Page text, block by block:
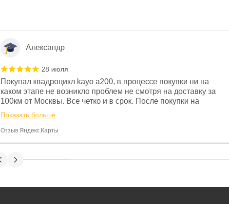
Александр
28 июля
Покупал квадроцикл kayo a200, в процессе покупки ни на
каком этапе не возникло проблем не смотря на доставку за
100км от Москвы. Все четко и в срок. После покупки на
спидометре всегда был 0, при этом представители магазина
постоянно были на связи и в итоге проблема была решена.
Считаю, что это говорит о небезразличии к клиенту после
Показать больше
Отзыв Яндекс.Карты